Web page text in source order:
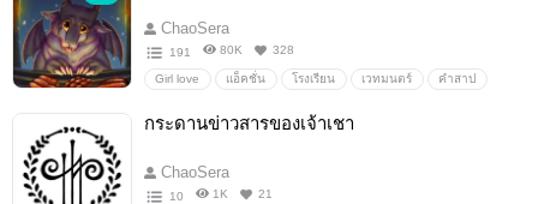
ChaoSera
191 80K 328
Girl love แอ็คชั่น โรงเรียน เวทมนตร์ คำสาป
สงคราม ปีศาจ นิยายแฟนตาซี
พลังวิเศษ
กระดานข่าวสารของเจ้าเชา
ChaoSera
10 1K 21